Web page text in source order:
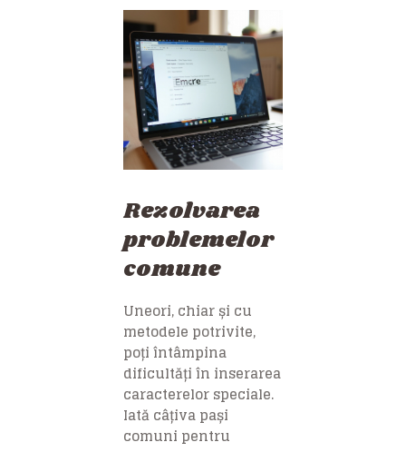
Rezolvarea
problemelor
comune
Uneori, chiar și cu
metodele potrivite,
poți întâmpina
dificultăți în inserarea
caracterelor speciale.
Iată câțiva pași
comuni pentru